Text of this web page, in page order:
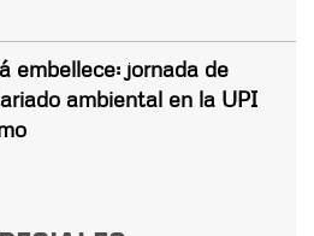
embellece: jornada de
ambiental en la UPI